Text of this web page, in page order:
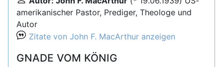
amerikanischer Pastor, Prediger, Theologe und
Autor
Zitate von John F. MacArthur anzeigen
GNADE VOM KÖNIG